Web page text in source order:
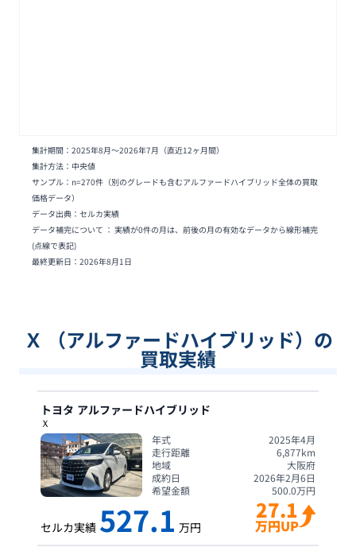
集計期間： 2025年8月〜2026年7月 （直近12ヶ月間）
集計方法：中央値
サンプル：n=270件 （別のグレードも含むアルファードハイブリッド全体の買取
価格データ）
データ出典：セルカ実績
データ補完について ： 実績が0件の月は、前後の月の有効なデータから線形補完
(点線で表記)
最終更新日： 2026年8月1日
Ｘ （アルファードハイブリッド）の
買取実績
トヨタ アルファードハイブリッド
Ｘ
年式
2025年4月
走行距離
6,877km
地域
大阪府
成約日
2026年2月6日
希望金額
500.0万円
セルカ実績 527.1 万円
27.1
万円UP